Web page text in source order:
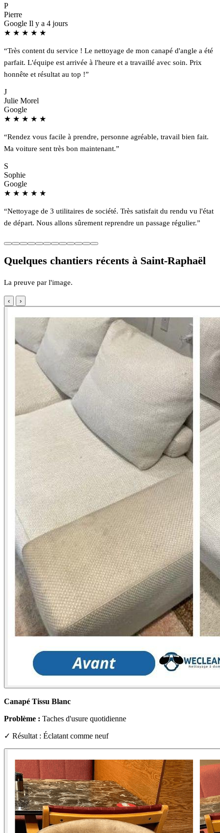
P
Pierre
Google Il y a 4 jours
★ ★ ★ ★ ★
“Très content du service ! Le nettoyage de mon canapé d'angle a été
parfait. L'équipe est arrivée à l'heure et a travaillé avec soin. Prix
honnête et résultat au top !”
J
Julie Morel
Google
★ ★ ★ ★ ★
“Rendez vous facile à prendre, personne agréable, travail bien fait.
Ma voiture sent très bon maintenant.”
S
Sophie
Google
★ ★ ★ ★ ★
“Nettoyage de 3 utilitaires de société. Très satisfait du rendu vu l'état
de départ. Nous allons sûrement reprendre un passage régulier.”
Quelques chantiers récents à Saint-Raphaël
La preuve par l'image.
‹ ›
Canapé Tissu Blanc
Problème : Taches d'usure quotidienne
✓ Résultat : Éclatant comme neuf